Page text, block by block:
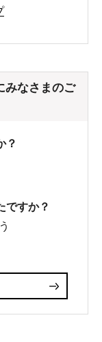
みなさまのご
？
ですか？